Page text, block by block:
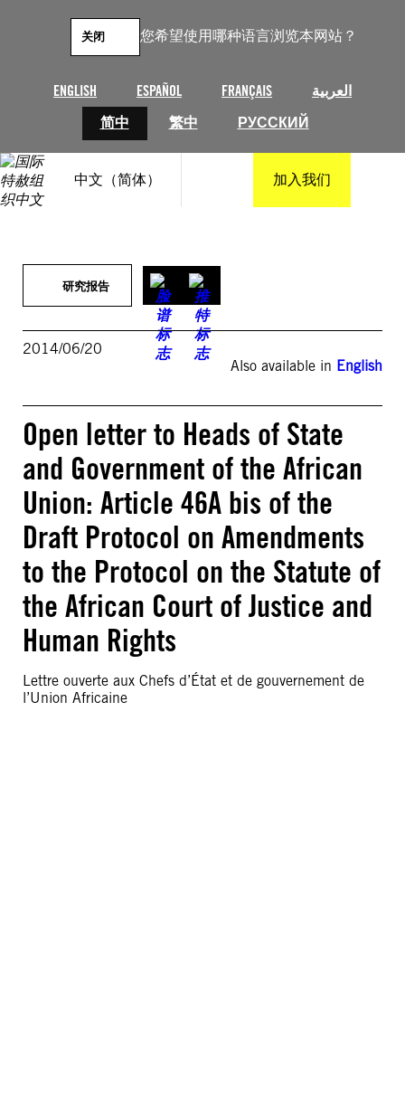
您希望使用哪种语言浏览本网站？
ENGLISH ESPAÑOL FRANÇAIS
العربية
简中
繁中 РУССКИЙ
关闭
中文（简体） 加入我们
研究报告
2014/06/20
Also available in English
Open letter to Heads of State
and Government of the African
Union: Article 46A bis of the
Draft Protocol on Amendments
to the Protocol on the Statute of
the African Court of Justice and
Human Rights
Lettre ouverte aux Chefs d’État et de gouvernement de
l’Union Africaine